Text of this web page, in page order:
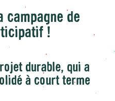
campagne de
!
durable, qui a
à court terme